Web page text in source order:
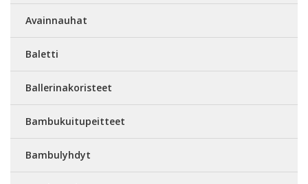
Avainnauhat
Baletti
Ballerinakoristeet
Bambukuitupeitteet
Bambulyhdyt